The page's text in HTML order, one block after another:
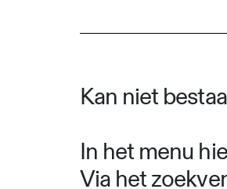
Kan niet
In het menu
Via het